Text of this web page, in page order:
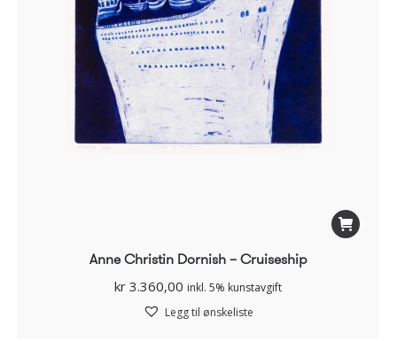
Anne Christin Dornish – Cruiseship
kr 3.360,00 inkl. 5% kunstavgift
Legg til ønskeliste